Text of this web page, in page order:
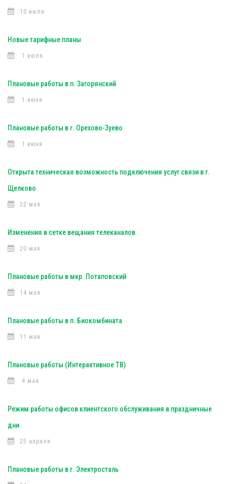
10 июля
Новые тарифные планы
1 июля
Плановые работы в п. Загорянский
1 июня
Плановые работы в г. Орехово-Зуево
1 июня
Открыта техническая возможность подключения услуг связи в г.
Щелково
22 мая
Изменения в сетке вещания телеканалов
20 мая
Плановые работы в мкр. Потаповский
14 мая
Плановые работы в п. Биокомбината
11 мая
Плановые работы (Интерактивное ТВ)
4 мая
Режим работы офисов клиентского обслуживания в праздничные
дни
25 апреля
Плановые работы в г. Электросталь